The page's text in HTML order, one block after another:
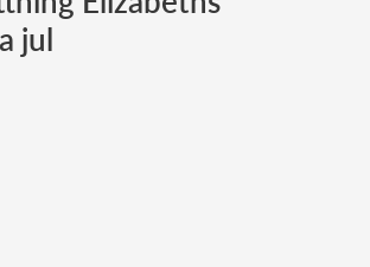
Norska kungahuset
jul